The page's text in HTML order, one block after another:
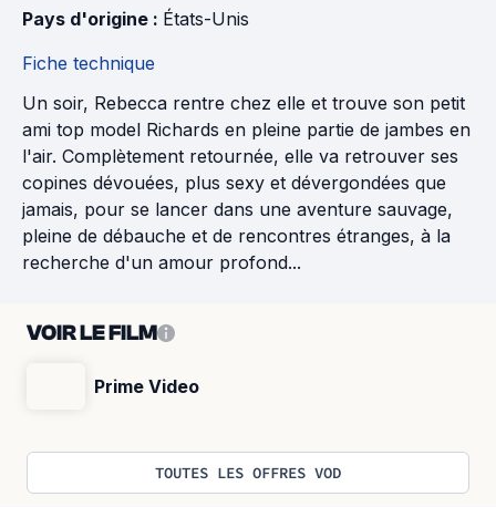
Pays d'origine : États-Unis
Fiche technique
Un soir, Rebecca rentre chez elle et trouve son petit
ami top model Richards en pleine partie de jambes en
l'air. Complètement retournée, elle va retrouver ses
copines dévouées, plus sexy et dévergondées que
jamais, pour se lancer dans une aventure sauvage,
pleine de débauche et de rencontres étranges, à la
recherche d'un amour profond...
VOIR LE FILM
Prime Video
TOUTES LES OFFRES VOD